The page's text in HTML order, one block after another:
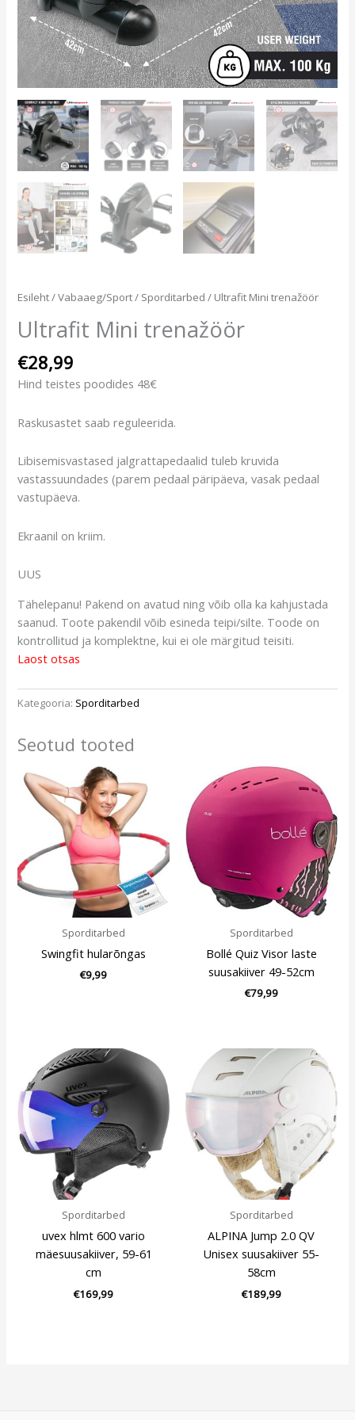
Esileht/Vabaaeg/Sport/ Sporditarbed / Ultrafit Mini trenažöör
Ultrafit Mini trenažöör
€28,99
Hind teistes poodides 48€
Raskusastet saab reguleerida.
Libisemisvastased jalgrattapedaalid tuleb kruvida
vastassuundades (parem pedaal päripäeva, vasak pedaal
vastupäeva.
Ekraanil on kriim.
UUS
Tähelepanu! Pakend on avatud ning võib olla ka kahjustada
saanud. Toote pakendil võib esineda teipi/silte. Toode on
kontrollitud ja komplektne, kui ei ole märgitud teisiti.
Laost otsas
Kategooria: Sporditarbed
Seotud tooted
Sporditarbed
Swingfit hularõngas
€9,99
Sporditarbed
Bollé Quiz Visor laste
suusakiiver 49-52cm
€79,99
Sporditarbed
uvex hlmt 600 vario
mäesuusakiiver, 59-61
cm
€169,99
Sporditarbed
ALPINA Jump 2.0 QV
Unisex suusakiiver 55-
58cm
€189,99